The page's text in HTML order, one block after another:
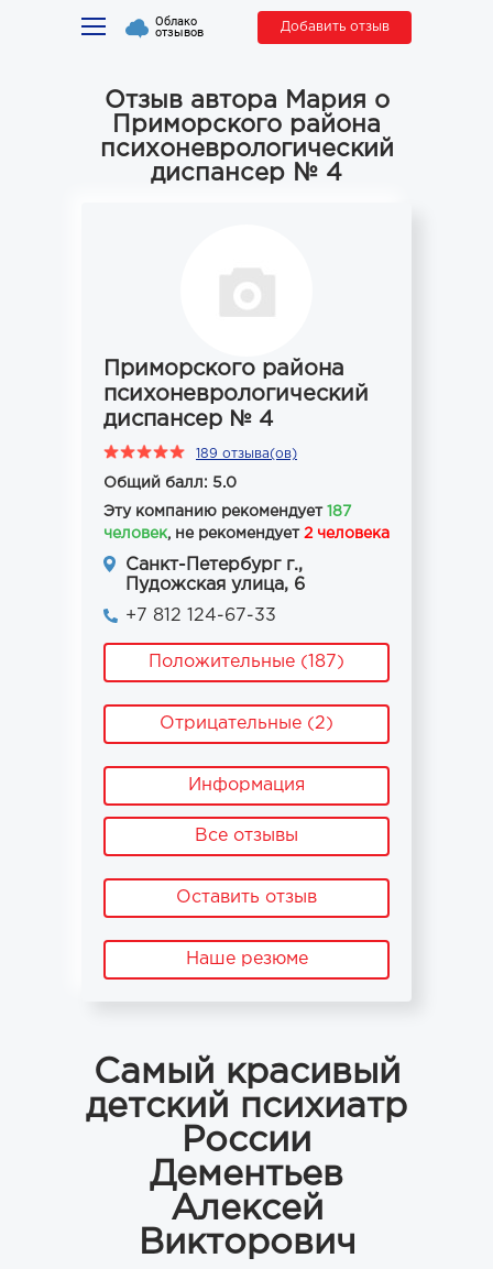
Облако
отзывов Добавить отзыв
Отзыв автора Мария о
Приморского района
психоневрологический
диспансер № 4
Приморского района
психоневрологический
диспансер № 4
189 отзыва(ов)
Общий балл: 5.0
Эту компанию рекомендует 187
человек, не рекомендует 2 человека
Санкт-Петербург г.,
Пудожская улица, 6
+7 812 124-67-33
Положительные (187)
Отрицательные (2)
Информация
Все отзывы
Оставить отзыв
Наше резюме
Самый красивый
детский психиатр
России
Дементьев
Алексей
Викторович